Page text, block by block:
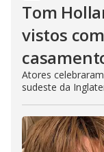
Tom
vistos
Atores
sudeste da